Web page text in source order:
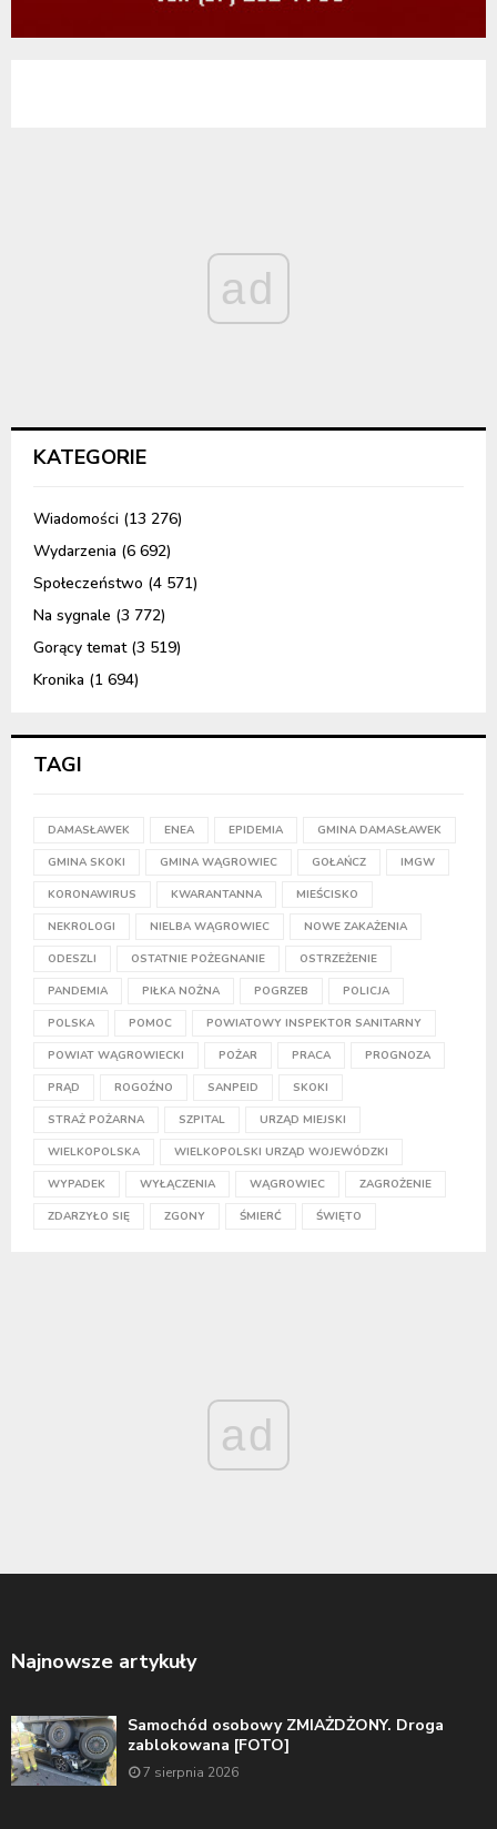
ad
KATEGORIE
Wiadomości (13 276)
Wydarzenia (6 692)
Społeczeństwo (4 571)
Na sygnale (3 772)
Gorący temat(3 519)
Kronika (1 694)
TAGI
DAMASŁAWEK ENEA EPIDEMIA GMINA DAMASŁAWEK
GMINA SKOKI GMINA WĄGROWIEC GOŁAŃCZ IMGW
KORONAWIRUS KWARANTANNA MIEŚCISKO
NEKROLOGI NIELBA WĄGROWIEC NOWE ZAKAŻENIA
ODESZLI OSTATNIE POŻEGNANIE OSTRZEŻENIE
PANDEMIA PIŁKA NOŻNA POGRZEB POLICJA
POLSKA POMOC POWIATOWY INSPEKTOR SANITARNY
POWIAT WĄGROWIECKI POŻAR PRACA PROGNOZA
PRĄD ROGOŹNO SANPEID SKOKI
STRAŻ POŻARNA SZPITAL URZĄD MIEJSKI
WIELKOPOLSKA WIELKOPOLSKI URZĄD WOJEWÓDZKI
WYPADEK WYŁĄCZENIA WĄGROWIEC ZAGROŻENIE
ZDARZYŁO SIĘ ZGONY ŚMIERĆ ŚWIĘTO
ad
Najnowsze artykuły
Samochód osobowy ZMIAŻDŻONY. Droga
zablokowana [FOTO]
7 sierpnia 2026